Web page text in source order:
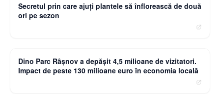
Secretul prin care ajuți plantele să înflorească de două
ori pe sezon
Dino Parc Râșnov a depășit 4,5 milioane de vizitatori.
Impact de peste 130 milioane euro în economia locală